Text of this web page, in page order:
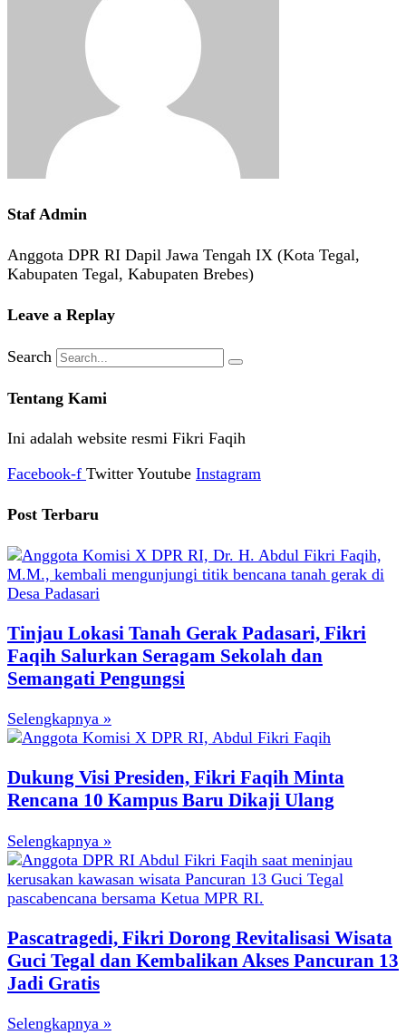
Staf Admin
Anggota DPR RI Dapil Jawa Tengah IX (Kota Tegal,
Kabupaten Tegal, Kabupaten Brebes)
Leave a Replay
Search
Tentang Kami
Ini adalah website resmi Fikri Faqih
Facebook-f Twitter Youtube Instagram
Post Terbaru
Tinjau Lokasi Tanah Gerak Padasari, Fikri
Faqih Salurkan Seragam Sekolah dan
Semangati Pengungsi
Selengkapnya »
Dukung Visi Presiden, Fikri Faqih Minta
Rencana 10 Kampus Baru Dikaji Ulang
Selengkapnya »
Pascatragedi, Fikri Dorong Revitalisasi Wisata
Guci Tegal dan Kembalikan Akses Pancuran 13
Jadi Gratis
Selengkapnya »